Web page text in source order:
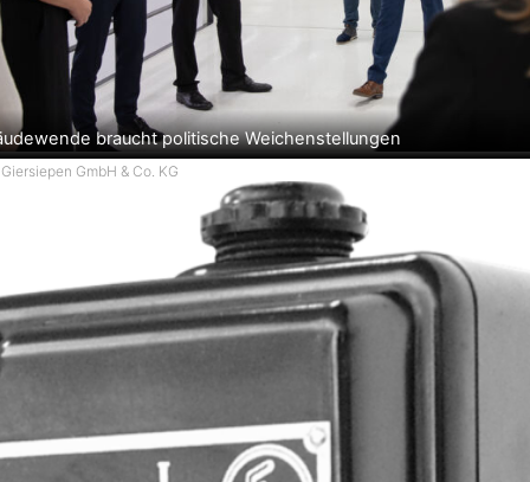
braucht politische Weichenstellungen
GmbH & Co. KG